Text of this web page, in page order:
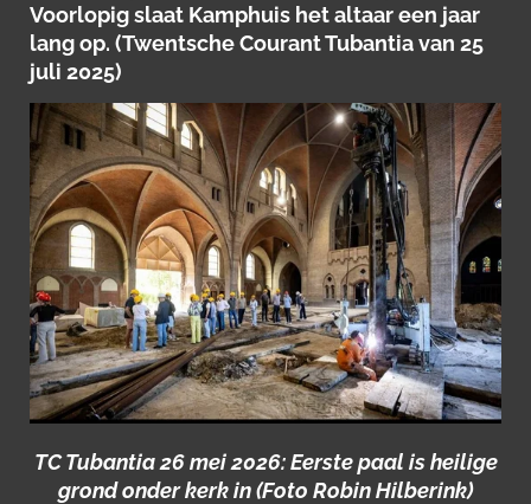
Voorlopig slaat Kamphuis het altaar een jaar
lang op. (Twentsche Courant Tubantia van 25
juli 2025)
TC Tubantia 26 mei 2026: Eerste paal is heilige
grond onder kerk in (Foto Robin Hilberink)